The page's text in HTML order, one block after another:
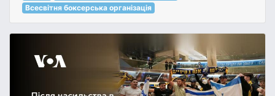
Всесвітня боксерська організація